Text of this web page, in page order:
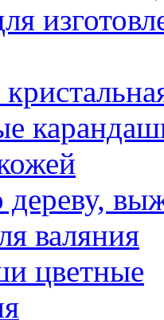
дереву,
валяния
цветные